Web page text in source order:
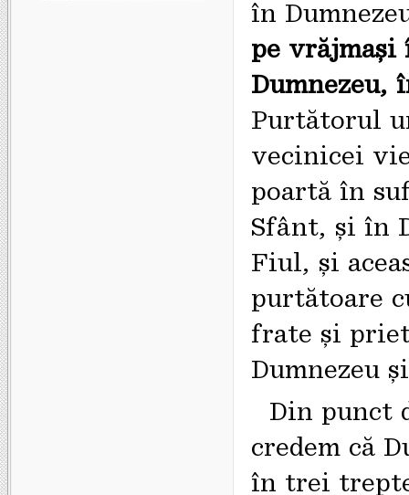
în
pe
Dumnezeu,
Purtătorul
vecinicei
poartă în
Sfânt, şi în
Fiul, şi
purtătoare
frate şi
Dumnezeu
Din punct
credem că
în trei trepte